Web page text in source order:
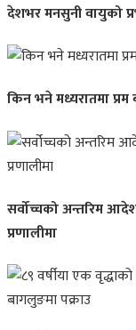
देशभर मनसुनी वायुको
किन भने मध्यरातमा
सर्वोच्चको अन्तरिम
प्रणालीमा